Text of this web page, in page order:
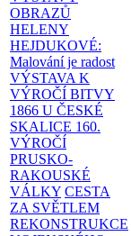
OBRAZŮ
HELENY
HEJDUKOVÉ:
Malování je radost
VÝSTAVA K
VÝROČÍ BITVY
1866 U ČESKÉ
SKALICE 160.
VÝROČÍ
PRUSKO-
RAKOUSKÉ
VÁLKY CESTA
ZA SVĚTLEM
REKONSTRUKCE